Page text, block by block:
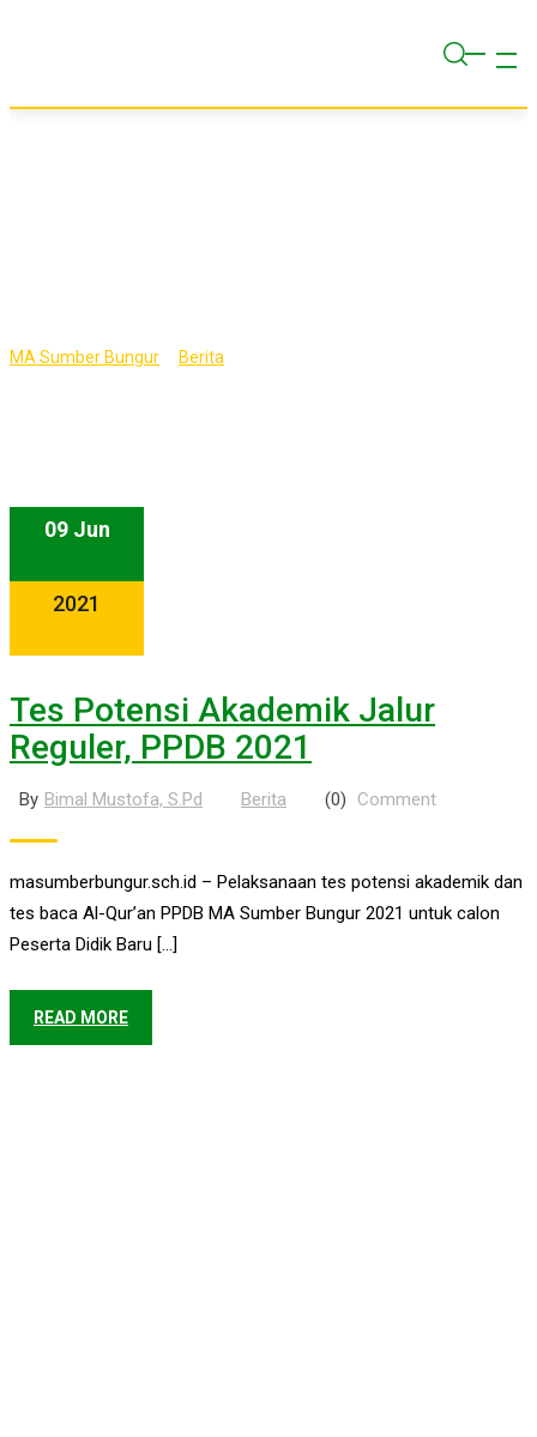
MA Sumber Bungur Berita
09 Jun
2021
Tes Potensi Akademik Jalur
Reguler, PPDB 2021
By Bimal Mustofa, S.Pd Berita (0) Comment
masumberbungur.sch.id – Pelaksanaan tes potensi akademik dan
tes baca Al-Qur’an PPDB MA Sumber Bungur 2021 untuk calon
Peserta Didik Baru […]
READ MORE